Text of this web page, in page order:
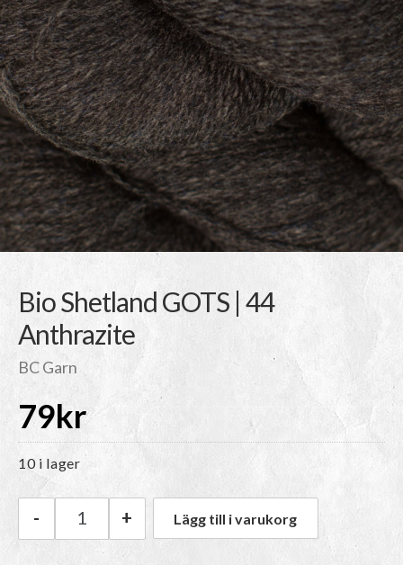
Bio Shetland GOTS | 44
Anthrazite
BC Garn
79kr
10 i lager
BC Garn Bio Shetland GOTS | 44 Anthrazite
- + Lägg till i varukorg